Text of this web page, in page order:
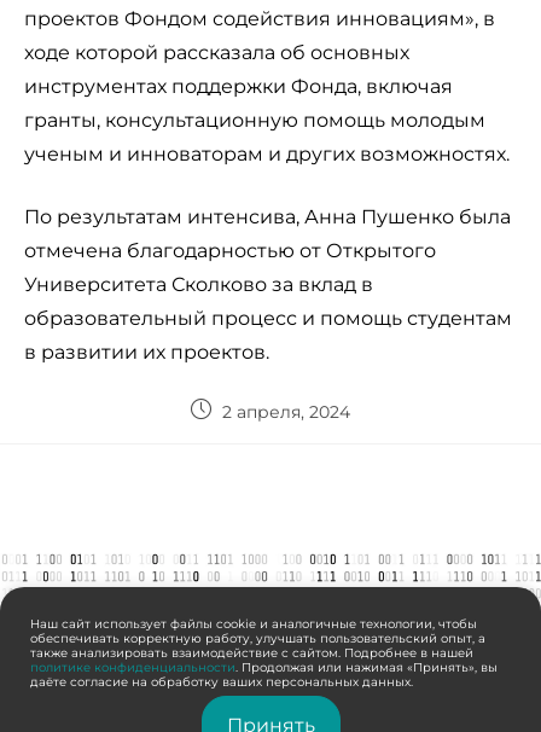
проектов Фондом содействия инновациям», в
ходе которой рассказала об основных
инструментах поддержки Фонда, включая
гранты, консультационную помощь молодым
ученым и инноваторам и других возможностях.
По результатам интенсива, Анна Пушенко была
отмечена благодарностью от Открытого
Университета Сколково за вклад в
образовательный процесс и помощь студентам
в развитии их проектов.
2 апреля, 2024
Наш сайт использует файлы cookie и аналогичные технологии, чтобы
обеспечивать корректную работу, улучшать пользовательский опыт, а
также анализировать взаимодействие с сайтом. Подробнее в нашей
политике конфиденциальности. Продолжая или нажимая «Принять», вы
даёте согласие на обработку ваших персональных данных.
Принять